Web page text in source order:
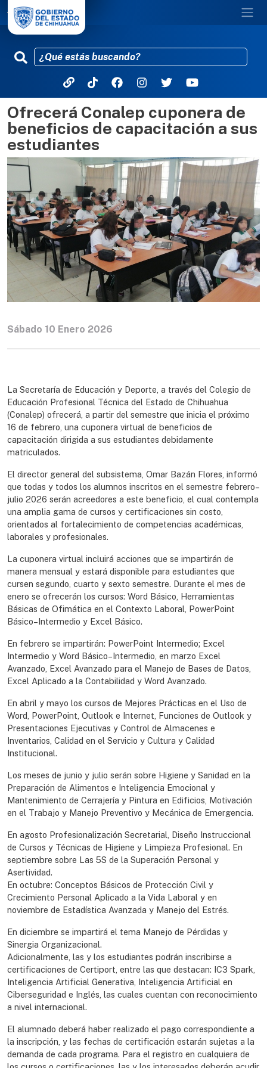
Pasar al contenido principal
Ofrecerá Conalep cuponera de
beneficios de capacitación a sus
estudiantes
Sábado 10 Enero 2026
La Secretaría de Educación y Deporte, a través del Colegio de
Educación Profesional Técnica del Estado de Chihuahua
(Conalep) ofrecerá, a partir del semestre que inicia el próximo
16 de febrero, una cuponera virtual de beneficios de
capacitación dirigida a sus estudiantes debidamente
matriculados.
El director general del subsistema, Omar Bazán Flores, informó
que todas y todos los alumnos inscritos en el semestre febrero–
julio 2026 serán acreedores a este beneficio, el cual contempla
una amplia gama de cursos y certificaciones sin costo,
orientados al fortalecimiento de competencias académicas,
laborales y profesionales.
La cuponera virtual incluirá acciones que se impartirán de
manera mensual y estará disponible para estudiantes que
cursen segundo, cuarto y sexto semestre. Durante el mes de
enero se ofrecerán los cursos: Word Básico, Herramientas
Básicas de Ofimática en el Contexto Laboral, PowerPoint
Básico–Intermedio y Excel Básico.
En febrero se impartirán: PowerPoint Intermedio; Excel
Intermedio y Word Básico–Intermedio, en marzo Excel
Avanzado, Excel Avanzado para el Manejo de Bases de Datos,
Excel Aplicado a la Contabilidad y Word Avanzado.
En abril y mayo los cursos de Mejores Prácticas en el Uso de
Word, PowerPoint, Outlook e Internet, Funciones de Outlook y
Presentaciones Ejecutivas y Control de Almacenes e
Inventarios, Calidad en el Servicio y Cultura y Calidad
Institucional.
Los meses de junio y julio serán sobre Higiene y Sanidad en la
Preparación de Alimentos e Inteligencia Emocional y
Mantenimiento de Cerrajería y Pintura en Edificios, Motivación
en el Trabajo y Manejo Preventivo y Mecánica de Emergencia.
En agosto Profesionalización Secretarial, Diseño Instruccional
de Cursos y Técnicas de Higiene y Limpieza Profesional. En
septiembre sobre Las 5S de la Superación Personal y
Asertividad.
En octubre: Conceptos Básicos de Protección Civil y
Crecimiento Personal Aplicado a la Vida Laboral y en
noviembre de Estadística Avanzada y Manejo del Estrés.
En diciembre se impartirá el tema Manejo de Pérdidas y
Sinergia Organizacional.
Adicionalmente, las y los estudiantes podrán inscribirse a
certificaciones de Certiport, entre las que destacan: IC3 Spark,
Inteligencia Artificial Generativa, Inteligencia Artificial en
Ciberseguridad e Inglés, las cuales cuentan con reconocimiento
a nivel internacional.
El alumnado deberá haber realizado el pago correspondiente a
la inscripción, y las fechas de certificación estarán sujetas a la
demanda de cada programa. Para el registro en cualquiera de